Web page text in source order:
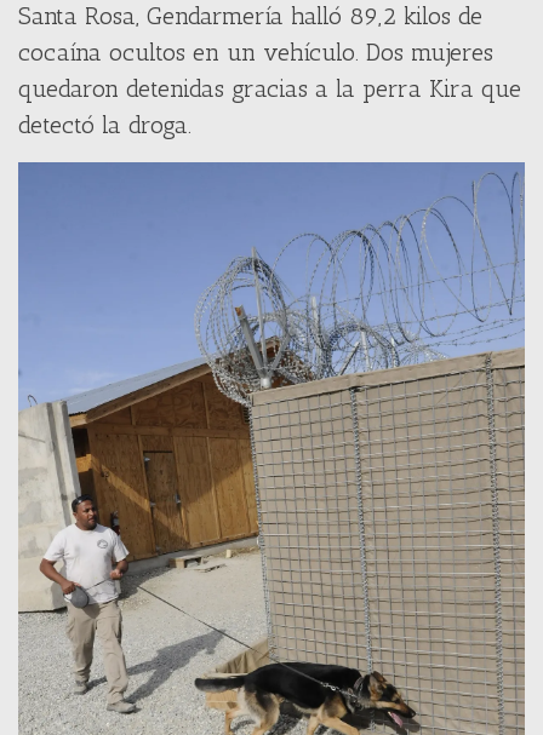
Santa Rosa, Gendarmería halló 89,2 kilos de
cocaína ocultos en un vehículo. Dos mujeres
quedaron detenidas gracias a la perra Kira que
detectó la droga.